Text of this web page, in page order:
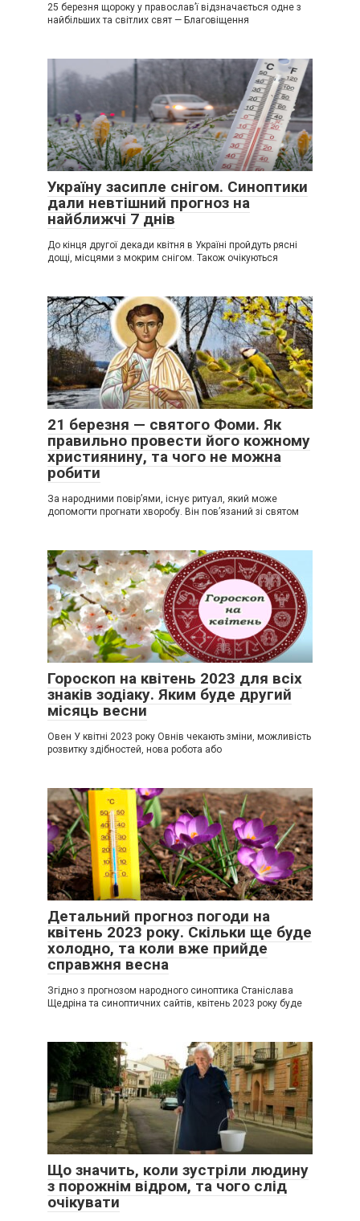
25 березня щороку у православ’ї відзначається одне з
найбільших та світлих свят — Благовіщення
Україну засипле снігом. Синоптики
дали невтішний прогноз на
найближчі 7 днів
До кінця другої декади квітня в Україні пройдуть рясні
дощі, місцями з мокрим снігом. Також очікуються
21 березня — святого Фоми. Як
правильно провести його кожному
християнину, та чого не можна
робити
За народними повір’ями, існує ритуал, який може
допомогти прогнати хворобу. Він пов’язаний зі святом
Гороскоп на квітень 2023 для всіх
знаків зодіаку. Яким буде другий
місяць весни
Овен У квітні 2023 року Овнів чекають зміни, можливість
розвитку здібностей, нова робота або
Детальний прогноз погоди на
квітень 2023 року. Скільки ще буде
холодно, та коли вже прийде
справжня весна
Згідно з прогнозом народного синоптика Станіслава
Щедріна та синоптичних сайтів, квітень 2023 року буде
Що значить, коли зустріли людину
з порожнім відром, та чого слід
очікувати